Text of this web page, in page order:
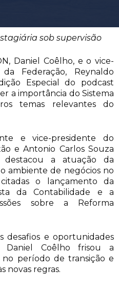
sob supervisão
Daniel Coêlho, e o vice-
Federação, Reynaldo
Especial do podcast
a importância do Sistema
temas relevantes do
e vice-presidente do
e Antonio Carlos Souza
a atuação da
ambiente de negócios no
o lançamento da
da Contabilidade e a
sobre a Reforma
desafios e oportunidades
Daniel Coêlho frisou a
período de transição e
novas regras.